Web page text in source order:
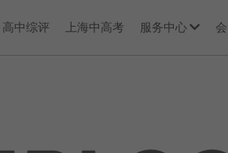
高中综评 上海中高考 服务中心